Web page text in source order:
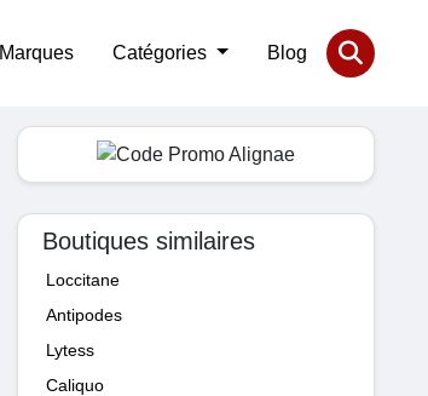
Marques Catégories Blog
Boutiques similaires
Loccitane
Antipodes
Lytess
Caliquo